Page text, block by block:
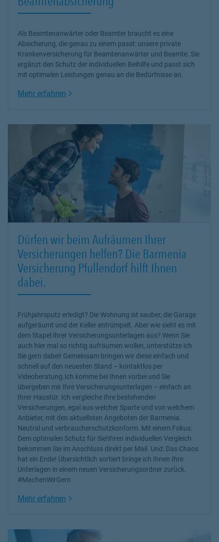
Als Beamtenanwärter oder Beamter braucht es eine
Absicherung, die genau zu einem passt: unsere private
Krankenversicherung für Beamtenanwärter und Beamte. Sie
ergänzt den Schutz der individuellen Beihilfe und passt sich
mit optimalen Leistungen genau an die Bedürfnisse an.
Mehr erfahren Link Opens in New Tab
Dürfen wir beim Aufräumen Ihrer
Versicherungen helfen? Die Barmenia
Versicherung Pfullendorf hilft Ihnen
dabei.
Frühjahrsputz erledigt? Die Wohnung ist sauber, die Garage
aufgeräumt und der Keller entrümpelt. Aber wie sieht es mit
dem Stapel Ihrer Versicherungsunterlagen aus? Wenn Sie
auch hier mal so richtig aufräumen wollen, unterstütze ich
Sie gern dabei! Gemeinsam bringen wir diese einfach und
schnell auf den neuesten Stand – kontaktlos per
Videoberatung.Ich komme bei Ihnen vorbei und Sie
übergeben mir Ihre Versicherungsunterlagen – einfach an
Ihrer Haustür. Ich vergleiche Ihre bestehenden
Versicherungen, egal aus welcher Sparte und von welchem
Anbieter, mit den aktuellsten Angeboten der Barmenia.
Neutral und verbraucherschutzkonform. Mit einem Fokus:
Dem optimalen Schutz für Sie!Ihren individuellen Vergleich
bekommen Sie im Anschluss direkt per Mail. Und: Das Chaos
hat ein Ende! Übersichtlich sortiert bringe ich Ihnen Ihre
Unterlagen in einem neuen Versicherungsordner zurück.
#MachenWirGern
Mehr erfahren Link Opens in New Tab